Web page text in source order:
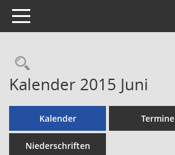
Toggle navigation
Rechercheauswahl
Kalender 2015 Juni
Kalender Termine
Niederschriften